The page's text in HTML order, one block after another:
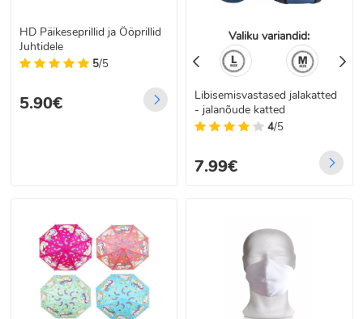
HD Päikeseprillid ja Ööprillid
Juhtidele
5/5
5.90€
Valiku variandid:
Libisemisvastased jalakatted
- jalanõude katted
4/5
7.99€